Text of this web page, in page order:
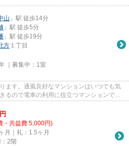
山 」駅 徒歩14分
」駅 徒歩5分
」駅 徒歩19分
方 １丁目
｜募集中： 1室
ます。通風良好なマンションはいつでも気
るので電車の利用に役立つマンションで
円
・共益費 5,000円)
月｜礼：1.5ヶ月
：2階